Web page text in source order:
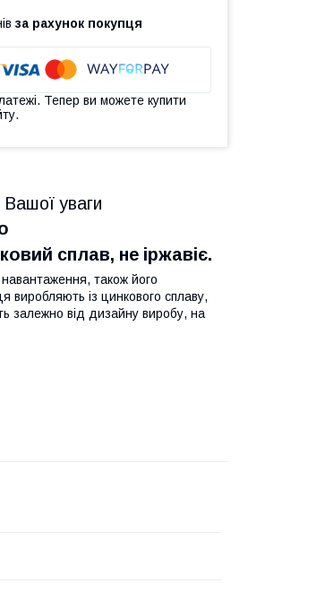
за рахунок покупця
Тепер ви можете купити
уваги
сплав, не іржавіє.
також його
виробляють із цинкового сплаву,
залежно від дизайну виробу, на